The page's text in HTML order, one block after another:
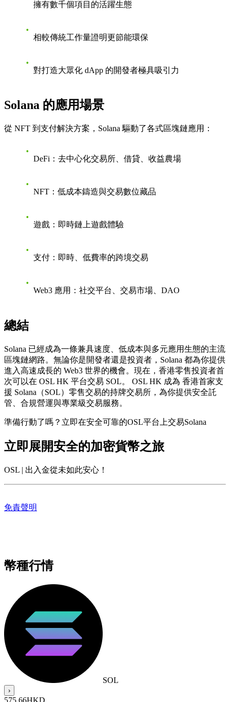
擁有數千個項目的活躍生態
相較傳統工作量證明更節能環保
對打造大眾化 dApp 的開發者極具吸引力
Solana 的應用場景
從 NFT 到支付解決方案，Solana 驅動了各式區塊鏈應用：
DeFi ：去中心化交易所、借貸、收益農場
NFT ：低成本鑄造與交易數位藏品
遊戲 ：即時鏈上遊戲體驗
支付 ：即時、低費率的跨境交易
Web3 應用 ：社交平台、交易市場、DAO
總結
Solana 已經成為一條兼具速度、低成本與多元應用生態的主流
區塊鏈網路。無論你是開發者還是投資者，Solana 都為你提供
進入高速成長的 Web3 世界的機會。 現在，香港零售投資者首
次可以在 OSL HK 平台交易 SOL。
OSL HK 成為 香港首家支
援 Solana（SOL）零售交易的持牌交易所 ，為你提供安全託
管、合規營運與專業級交易服務。
準備行動了嗎？立即在安全可靠的OSL平台上交易Solana
立即展開安全的加密貨幣之旅
OSL | 出入金從未如此安心！
免責聲明
幣種行情
SOL
›
575.66HKD